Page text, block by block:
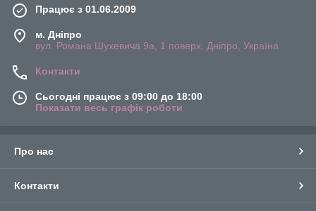
Працює з 01.06.2009
м. Дніпро
вул. Романа Шухевича 9а, 1 поверх, Дніпро, Україна
Контакти
Сьогодні працює з 09:00 до 18:00
Показати весь графік роботи
Про нас
Контакти